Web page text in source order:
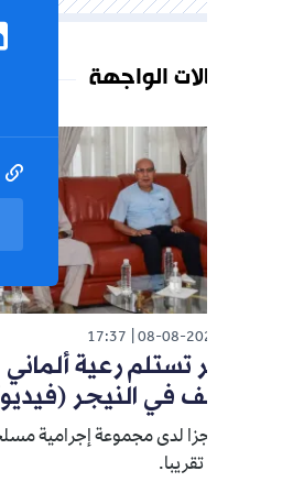
LinkedIn
رابط مختصر
الواجهة
17:37
تستلم رعية ألماني
في النيجر (فيديو)
لدى مجموعة إجرامية مسلحة لمدة